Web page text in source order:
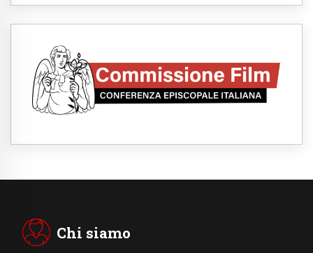
Tra Tolkien e Leone, un convegno su
09.08.2026
Indonesia, un dollaro per la costruzione di
219 Chiese
Chi siamo